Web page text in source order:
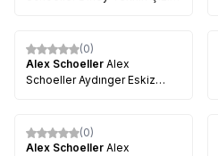
(0)
Alex Schoeller Alex
Schoeller Aydınger Eskiz
%23
(0)
Alex Schoeller Alex